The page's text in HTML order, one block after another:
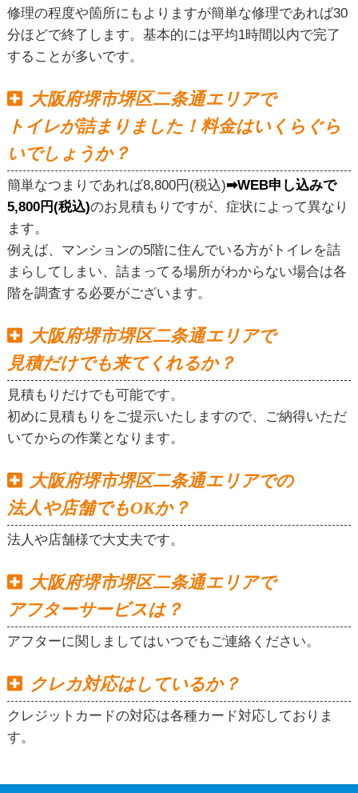
修理の程度や箇所にもよりますが簡単な修理であれば30
分ほどで終了します。基本的には平均1時間以内で完了
することが多いです。
大阪府堺市堺区二条通エリアで
トイレが詰まりました！料金はいくらぐら
いでしょうか？
簡単なつまりであれば8,800円(税込)➡WEB申し込みで
5,800円(税込)のお見積もりですが、症状によって異なり
ます。
例えば、マンションの5階に住んでいる方がトイレを詰
まらしてしまい、詰まってる場所がわからない場合は各
階を調査する必要がございます。
大阪府堺市堺区二条通エリアで
見積だけでも来てくれるか？
見積もりだけでも可能です。
初めに見積もりをご提示いたしますので、ご納得いただ
いてからの作業となります。
大阪府堺市堺区二条通エリアでの
法人や店舗でもOKか？
法人や店舗様で大丈夫です。
大阪府堺市堺区二条通エリアで
アフターサービスは？
アフターに関しましてはいつでもご連絡ください。
クレカ対応はしているか？
クレジットカードの対応は各種カード対応しておりま
す。